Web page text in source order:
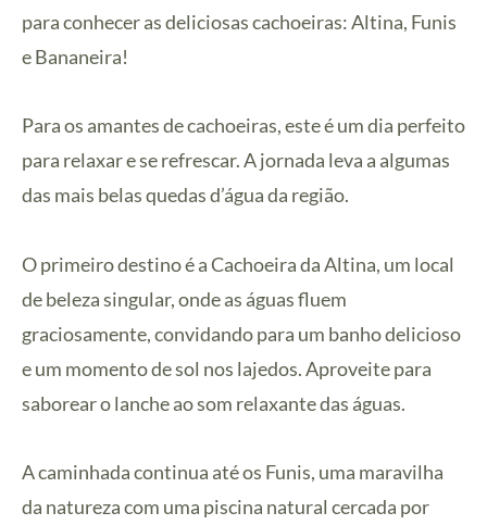
para conhecer as deliciosas cachoeiras: Altina, Funis
e Bananeira!
Para os amantes de cachoeiras, este é um dia perfeito
para relaxar e se refrescar. A jornada leva a algumas
das mais belas quedas d’água da região.
O primeiro destino é a Cachoeira da Altina, um local
de beleza singular, onde as águas fluem
graciosamente, convidando para um banho delicioso
e um momento de sol nos lajedos. Aproveite para
saborear o lanche ao som relaxante das águas.
A caminhada continua até os Funis, uma maravilha
da natureza com uma piscina natural cercada por